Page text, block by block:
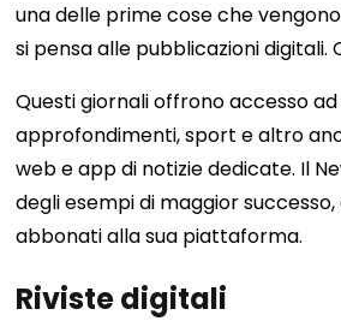
una delle prime cose che
si pensa alle pubblicazioni digitali.
Questi giornali offrono accesso
approfondimenti, sport e altro
web e app di notizie dedicate. Il
degli esempi di maggior
abbonati alla sua piattaforma.
Riviste digitali